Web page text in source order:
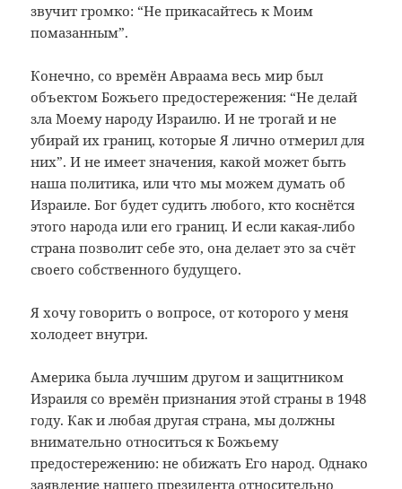
звучит громко: “Не прикасайтесь к Моим
помазанным”.
Конечно, со времён Авраама весь мир был
объектом Божьего предостережения: “Не делай
зла Моему народу Израилю. И не трогай и не
убирай их границ, которые Я лично отмерил для
них”. И не имеет значения, какой может быть
наша политика, или что мы можем думать об
Израиле. Бог будет судить любого, кто коснётся
этого народа или его границ. И если какая-либо
страна позволит себе это, она делает это за счёт
своего собственного будущего.
Я хочу говорить о вопросе, от которого у меня
холодеет внутри.
Америка была лучшим другом и защитником
Израиля со времён признания этой страны в 1948
году. Как и любая другая страна, мы должны
внимательно относиться к Божьему
предостережению: не обижать Его народ. Однако
заявление нашего президента относительно